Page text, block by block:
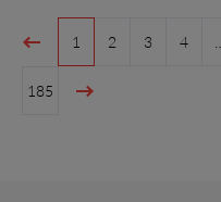
1 2 3 4
185